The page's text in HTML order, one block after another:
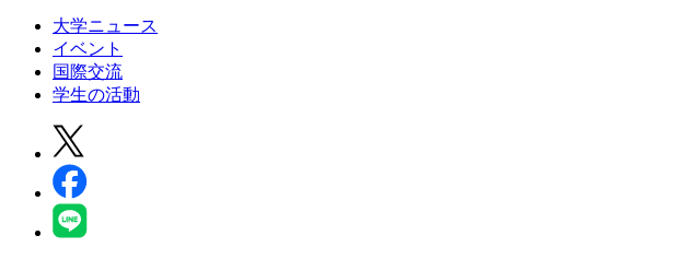
大学ニュース
イベント
国際交流
学生の活動